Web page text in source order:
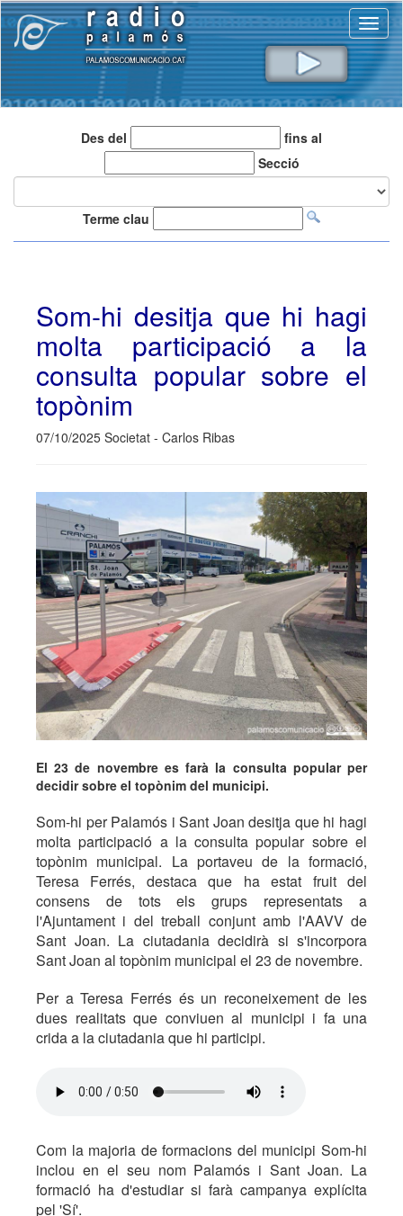
Des del
fins al
Secció
Terme clau
Som-hi desitja que hi hagi
molta participació a la
consulta popular sobre el
topònim
07/10/2025 Societat - Carlos Ribas
El 23 de novembre es farà la consulta popular per
decidir sobre el topònim del municipi.
Som-hi per Palamós i Sant Joan desitja que hi hagi
molta participació a la consulta popular sobre el
topònim municipal. La portaveu de la formació,
Teresa Ferrés, destaca que ha estat fruit del
consens de tots els grups representats a
l'Ajuntament i del treball conjunt amb l'AAVV de
Sant Joan. La ciutadania decidirà si s'incorpora
Sant Joan al topònim municipal el 23 de novembre.
Per a Teresa Ferrés és un reconeixement de les
dues realitats que conviuen al municipi i fa una
crida a la ciutadania que hi participi.
Com la majoria de formacions del municipi Som-hi
inclou en el seu nom Palamós i Sant Joan. La
formació ha d'estudiar si farà campanya explícita
pel 'Sí'.